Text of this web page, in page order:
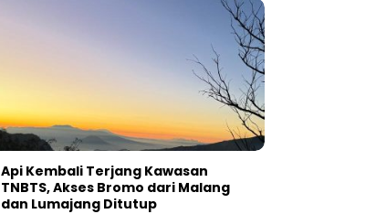
Api Kembali Terjang Kawasan
TNBTS, Akses Bromo dari Malang
dan Lumajang Ditutup